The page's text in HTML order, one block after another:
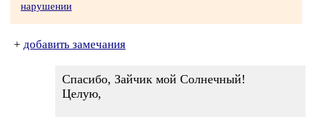
нарушении
+ добавить замечания
Спасибо, Зайчик мой Солнечный!
Целую,